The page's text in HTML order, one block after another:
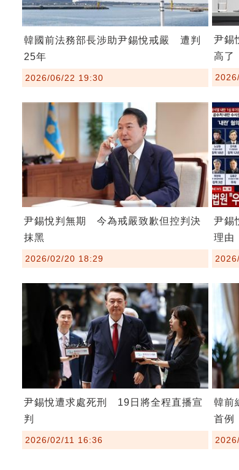
韓國前法務部長涉助尹錫悅戒嚴 遭判
25年
2026/06/22 19:30
尹錫
高了
尹錫悅判無期 今為戒嚴致歉但控判決
抹黑
2026/02/20 18:29
尹錫
理由
尹錫悅遭求處死刑 19日將全程直播宣
判
2026/02/11 16:36
韓前
首例